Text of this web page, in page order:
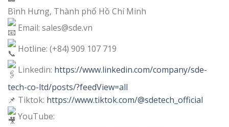
Bình Hưng, Thành phố Hồ Chí Minh
Email: sales@sde.vn
Hotline: (+84) 909 107 719
Linkedin: https://www.linkedin.com/company/sde-
tech-co-ltd/posts/?feedView=all
📌 Tiktok: https://www.tiktok.com/@sdetech_official
YouTube: